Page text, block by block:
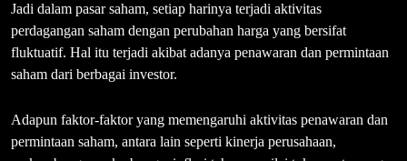
Jadi dalam pasar saham, setiap harinya terjadi aktivitas
perdagangan saham dengan perubahan harga yang bersifat
fluktuatif. Hal itu terjadi akibat adanya penawaran dan permintaan
saham dari berbagai investor.
Adapun faktor-faktor yang memengaruhi aktivitas penawaran dan
permintaan saham, antara lain seperti kinerja perusahaan,